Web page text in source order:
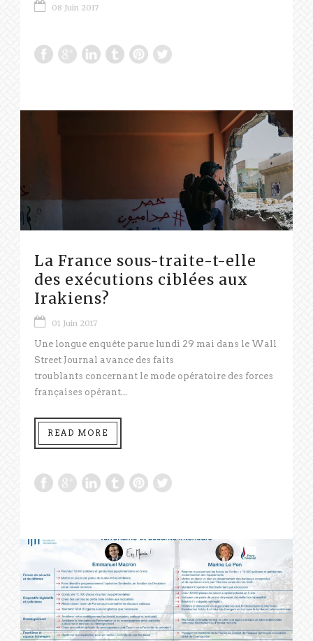
08 Juin 2017
La France sous-traite-t-elle
des exécutions ciblées aux
Irakiens?
01 Juin 2017
Une longue enquête parue lundi 29 mai dans le Wall
Street Journal avance des faits
troublants concernant le mode opératoire des forces
françaises opérant...
READ MORE